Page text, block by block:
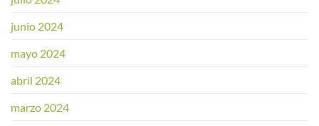
junio 2024
mayo 2024
abril 2024
marzo 2024